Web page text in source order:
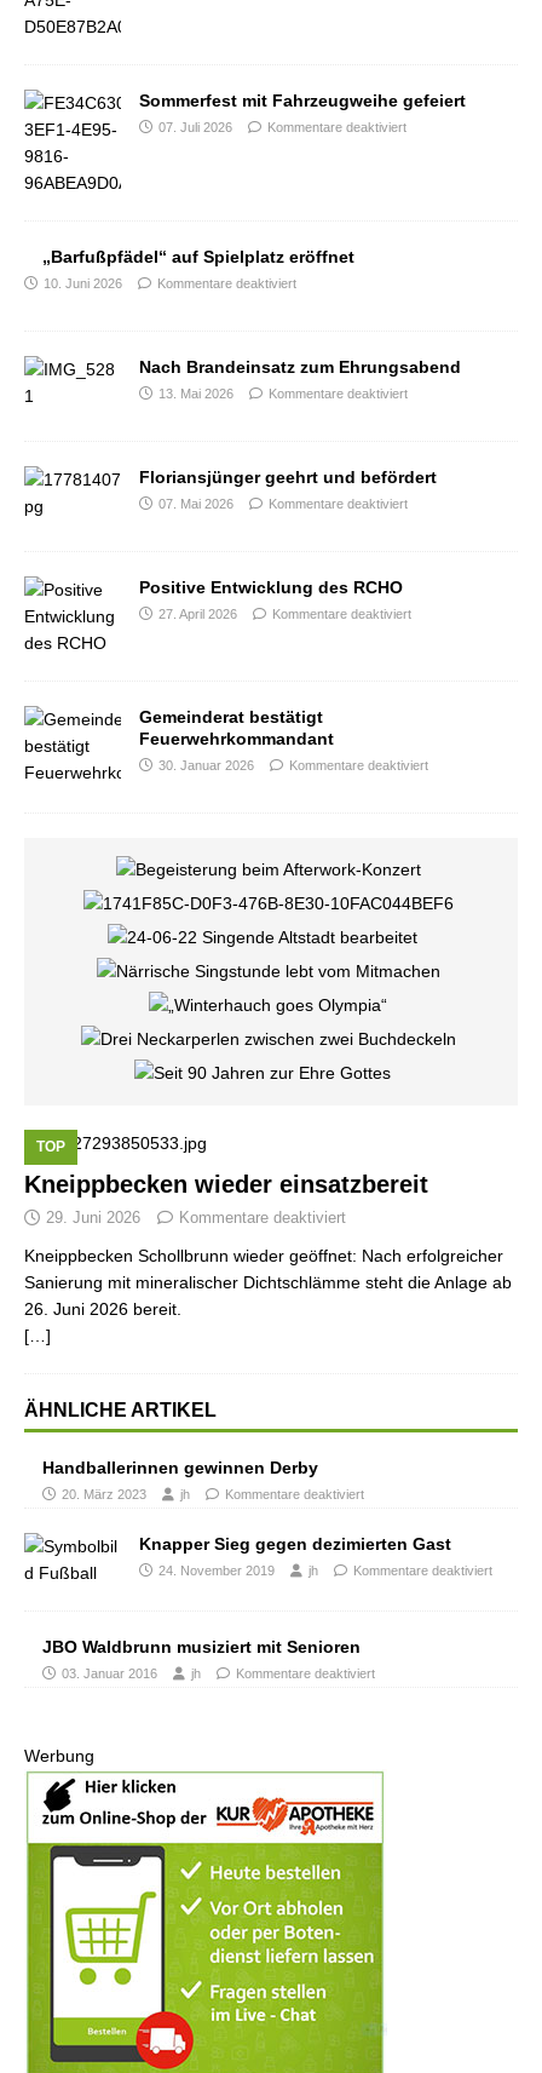
Sommerfest mit Fahrzeugweihe gefeiert
07. Juli 2026 Kommentare deaktiviert
„Barfußpfädel“ auf Spielplatz eröffnet
10. Juni 2026 Kommentare deaktiviert
Nach Brandeinsatz zum Ehrungsabend
13. Mai 2026 Kommentare deaktiviert
Floriansjünger geehrt und befördert
07. Mai 2026 Kommentare deaktiviert
Positive Entwicklung des RCHO
27. April 2026 Kommentare deaktiviert
Gemeinderat bestätigt
Feuerwehrkommandant
30. Januar 2026 Kommentare deaktiviert
TOP
Kneippbecken wieder einsatzbereit
29. Juni 2026 Kommentare deaktiviert
Kneippbecken Schollbrunn wieder geöffnet: Nach erfolgreicher
Sanierung mit mineralischer Dichtschlämme steht die Anlage ab
26. Juni 2026 bereit.
[…]
ÄHNLICHE ARTIKEL
Handballerinnen gewinnen Derby
20. März 2023 jh Kommentare deaktiviert
Knapper Sieg gegen dezimierten Gast
24. November 2019 jh Kommentare deaktiviert
JBO Waldbrunn musiziert mit Senioren
03. Januar 2016 jh Kommentare deaktiviert
Werbung